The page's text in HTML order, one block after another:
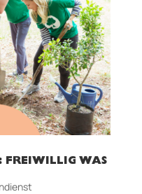
FREIWILLIG WAS